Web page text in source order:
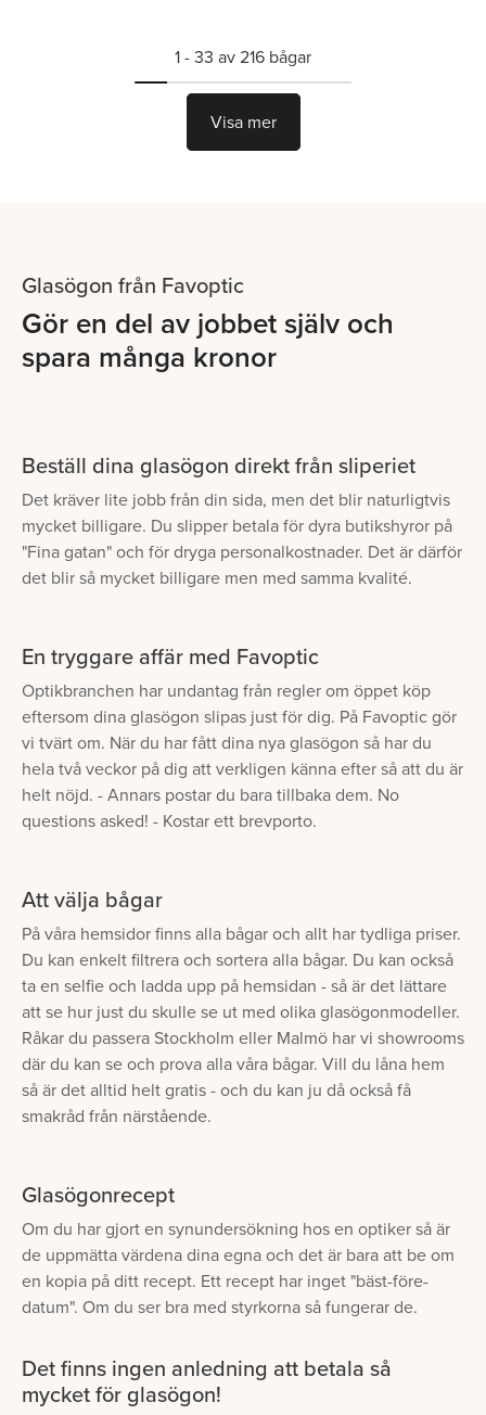
1 -33 av216 bågar
Visa mer
Glasögon från Favoptic
Gör en del av jobbet själv och
spara många kronor
Beställ dina glasögon direkt från sliperiet
Det kräver lite jobb från din sida, men det blir naturligtvis
mycket billigare. Du slipper betala för dyra butikshyror på
"Fina gatan" och för dryga personalkostnader. Det är därför
det blir så mycket billigare men med samma kvalité.
En tryggare affär med Favoptic
Optikbranchen har undantag från regler om öppet köp
eftersom dina glasögon slipas just för dig. På Favoptic gör
vi tvärt om. När du har fått dina nya glasögon så har du
hela två veckor på dig att verkligen känna efter så att du är
helt nöjd. - Annars postar du bara tillbaka dem. No
questions asked! - Kostar ett brevporto.
Att välja bågar
På våra hemsidor finns alla bågar och allt har tydliga priser.
Du kan enkelt filtrera och sortera alla bågar. Du kan också
ta en selfie och ladda upp på hemsidan - så är det lättare
att se hur just du skulle se ut med olika glasögonmodeller.
Råkar du passera Stockholm eller Malmö har vi showrooms
där du kan se och prova alla våra bågar. Vill du låna hem
så är det alltid helt gratis - och du kan ju då också få
smakråd från närstående.
Glasögonrecept
Om du har gjort en synundersökning hos en optiker så är
de uppmätta värdena dina egna och det är bara att be om
en kopia på ditt recept. Ett recept har inget "bäst-före-
datum". Om du ser bra med styrkorna så fungerar de.
Det finns ingen anledning att betala så
mycket för glasögon!